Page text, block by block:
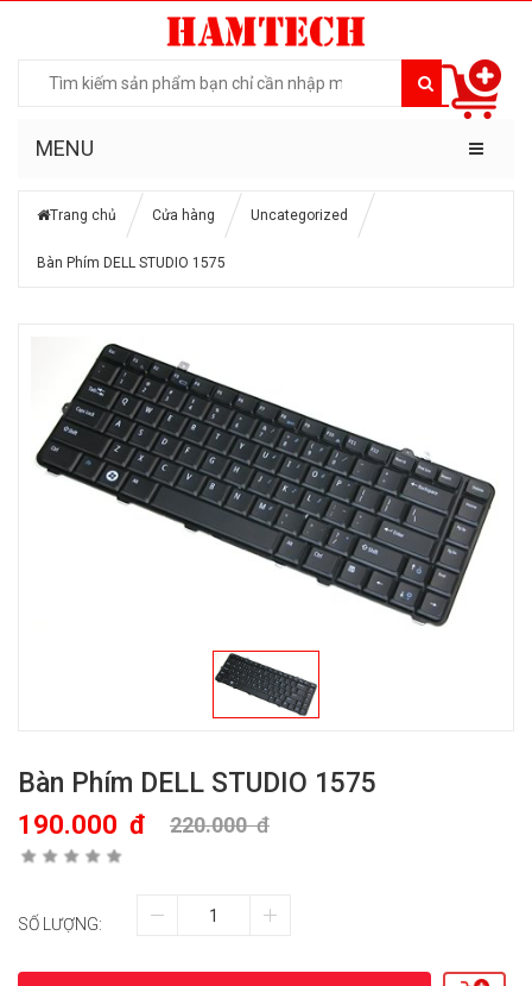
MENU
Trang chủ Cửa hàng Uncategorized
Bàn Phím DELL STUDIO 1575
Bàn Phím DELL STUDIO 1575
190.000 đ 220.000đ
SỐ LƯỢNG: